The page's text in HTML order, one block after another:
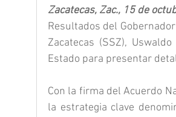
Zacatecas, Zac., 15 de
Resultados del
Zacatecas (SSZ),
Estado para presentar
Con la firma del Acuerdo
la estrategia clave